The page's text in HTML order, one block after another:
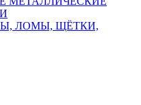
ЛОМЫ, ЩЁТКИ,